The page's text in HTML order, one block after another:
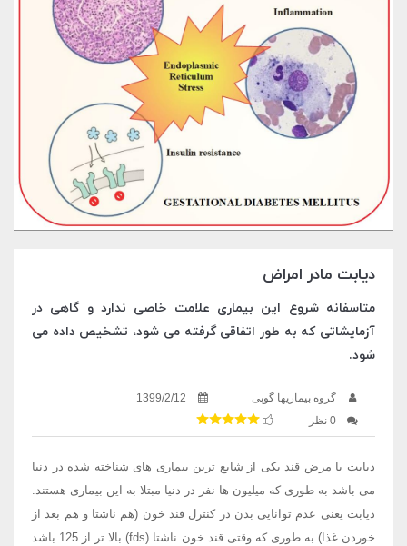
دیابت مادر امراض
متاسفانه شروع این بیماری علامت خاصی ندارد و گاهی در
آزمایشاتی که به طور اتفاقی گرفته می شود، تشخیص داده می
شود.
گروه بیماریها گوپی
1399/2/12
0 نظر
دیابت یا مرض قند یکی از شایع ترین بیماری های شناخته شده در دنیا
می باشد به طوری که میلیون ها نفر در دنیا مبتلا به این بیماری هستند.
دیابت یعنی عدم توانایی بدن در کنترل قند خون (هم ناشتا و هم بعد از
خوردن غذا) به طوری که وقتی قند خون ناشتا (fds) بالا تر از 125 باشد